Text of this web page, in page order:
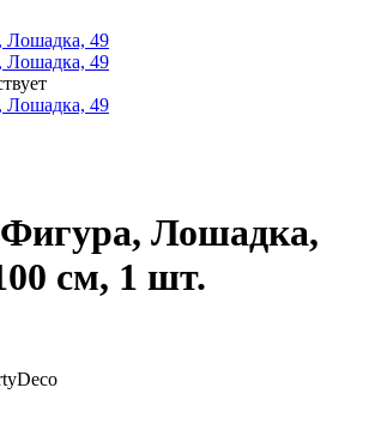
Лошадка,
см, 1 шт.